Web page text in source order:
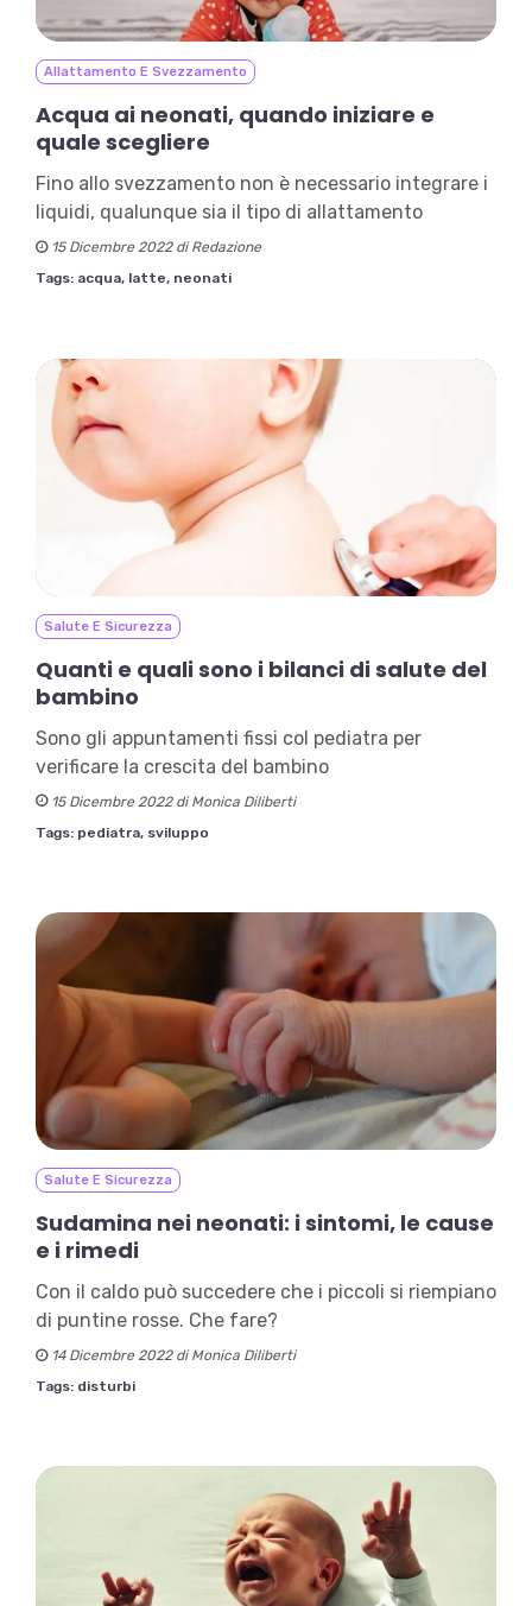
Allattamento E Svezzamento
Acqua ai neonati, quando iniziare e
quale scegliere
Fino allo svezzamento non è necessario integrare i
liquidi, qualunque sia il tipo di allattamento
15 Dicembre 2022 di Redazione
Tags: acqua, latte, neonati
Salute E Sicurezza
Quanti e quali sono i bilanci di salute del
bambino
Sono gli appuntamenti fissi col pediatra per
verificare la crescita del bambino
15 Dicembre 2022 di Monica Diliberti
Tags: pediatra, sviluppo
Salute E Sicurezza
Sudamina nei neonati: i sintomi, le cause
e i rimedi
Con il caldo può succedere che i piccoli si riempiano
di puntine rosse. Che fare?
14 Dicembre 2022 di Monica Diliberti
Tags: disturbi